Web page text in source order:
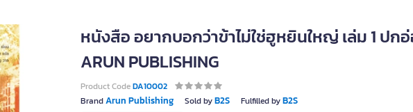
หนังสือ อยากบอกว่าข้าไม่ใช่ฮูหยินใหญ่ เล่ม 1 ปก
ARUN PUBLISHING
Product CodeDA10002
BrandArun Publishing Sold byB2S Fulfilled byB2S